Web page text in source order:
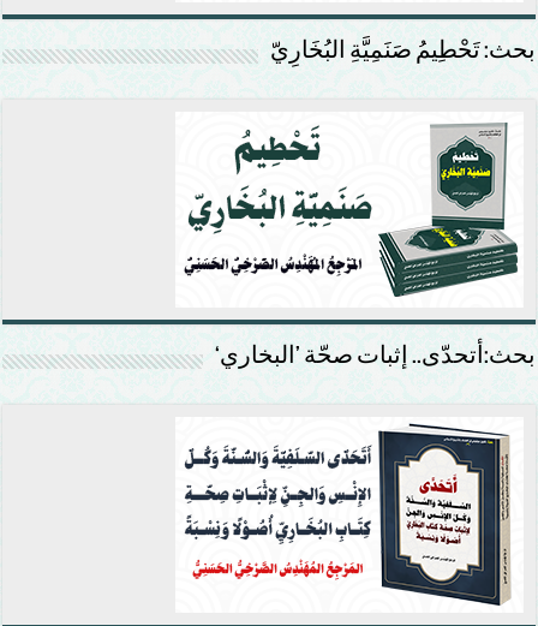
بحث: تَحْطِيمُ صَنَمِيَّةِ البُخَارِيّ
بحث:أتحدّى.. إثبات صحّة ’البخاري‘